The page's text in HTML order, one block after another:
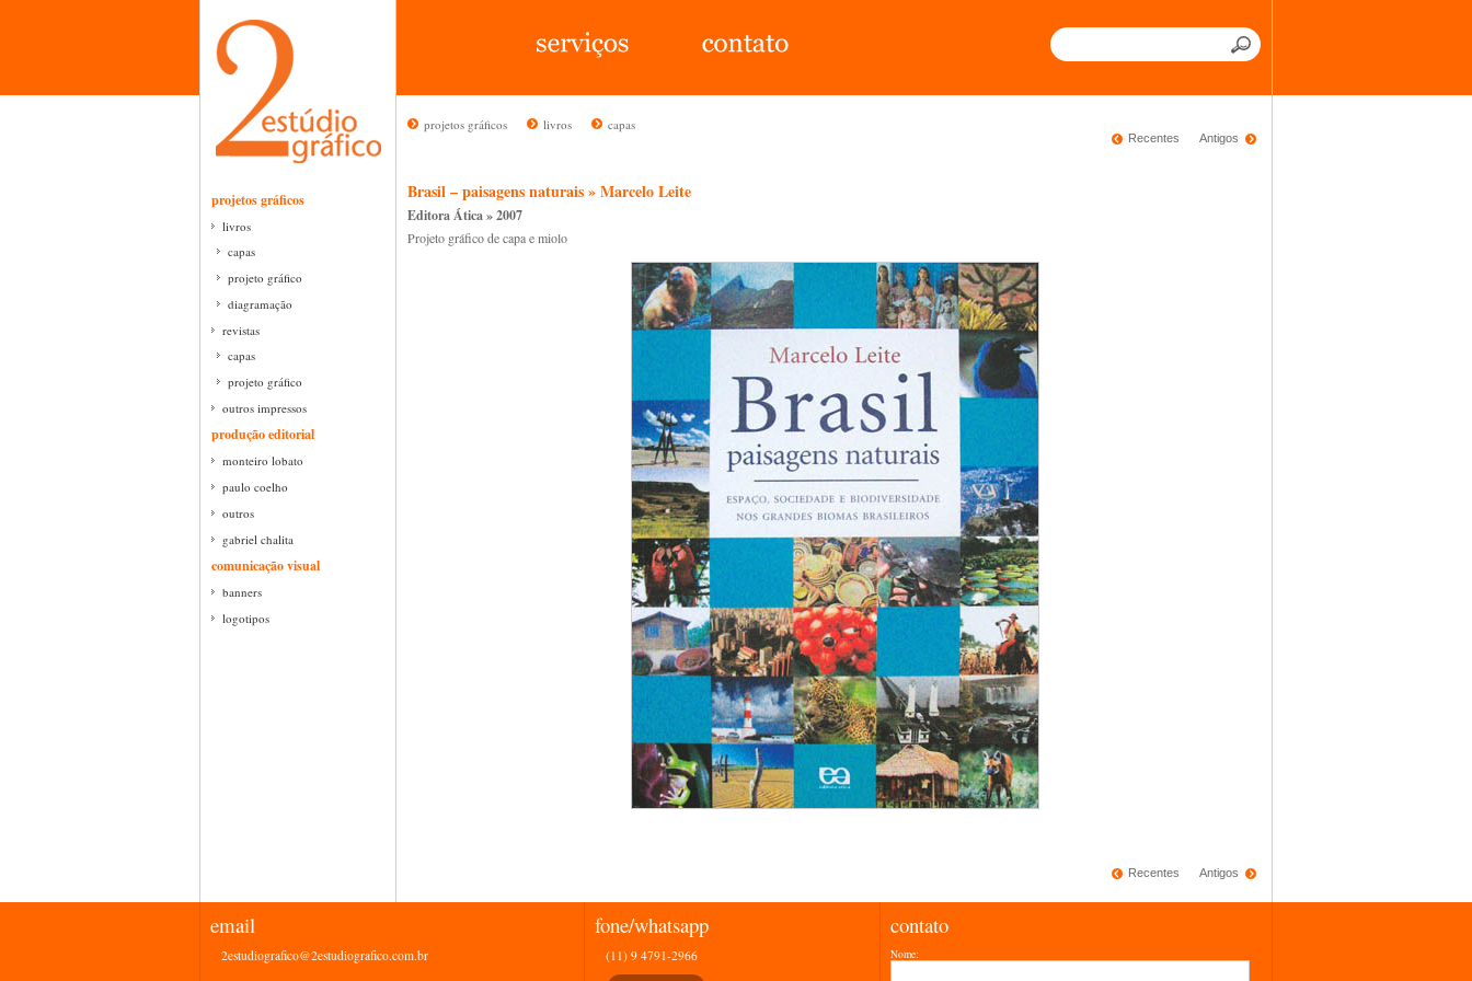
projetos gráficos
livros
capas
projeto gráfico
diagramação
revistas
capas
projeto gráfico
outros impressos
produção editorial
monteiro lobato
paulo coelho
outros
gabriel chalita
comunicação visual
banners
logotipos
projetos gráficos livros capas
Recentes Antigos
Brasil – paisagens naturais » Marcelo Leite
Editora Ática » 2007
Projeto gráfico de capa e miolo
Recentes Antigos
email
2estudiografico@2estudiografico.com.br
fone/whatsapp
(11) 9 4791-2966
contato
Nome: